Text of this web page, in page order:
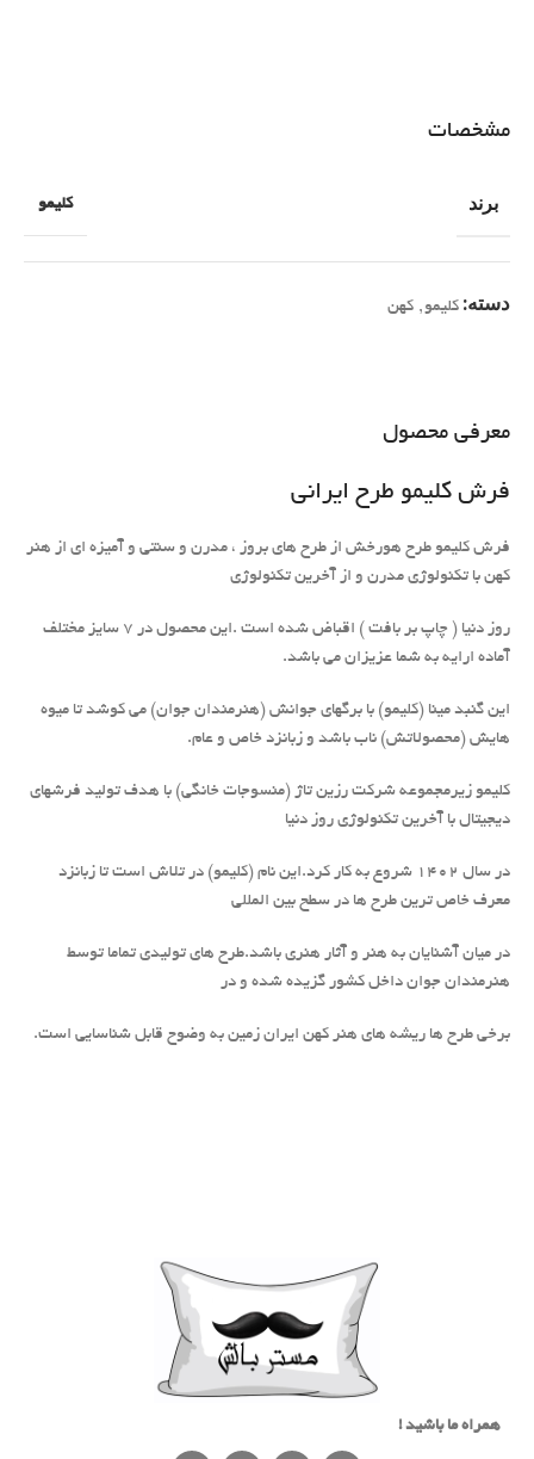
معرفی محصول
فرش کلیمو طرح ایرانی
فرش کلیمو طرح هورخش از طرح های بروز ، مدرن و سنتی و آمیزه ای از هنر
کهن با تکنولوژی مدرن و از آخرین تکنولوژی
روز دنیا ( چاپ بر بافت ) اقباض شده است .این محصول در 7 سایز مختلف
آماده ارایه به شما عزیزان می باشد.
این گنبد مینا (کلیمو) با برگهای جوانش (هنرمندان جوان) می کوشد تا میوه
هایش (محصولاتش) ناب باشد و زبانزد خاص و عام.
کلیمو زیرمجموعه شرکت رزین تاژ (منسوجات خانگی) با هدف تولید فرشهای
دیجیتال با آخرین تکنولوژی روز دنیا
در سال 1402 شروع به کار کرد.این نام (کلیمو) در تلاش است تا زبانزد
معرف خاص ترین طرح ها در سطح بین المللی
در میان آشنایان به هنر و آثار هنری باشد.طرح های تولیدی تماما توسط
هنرمندان جوان داخل کشور گزیده شده و در
برخی طرح ها ریشه های هنر کهن ایران زمین به وضوح قابل شناسایی است.
مشخصات
برند کلیمو
دسته: کلیمو , کهن
همراه ما باشید !